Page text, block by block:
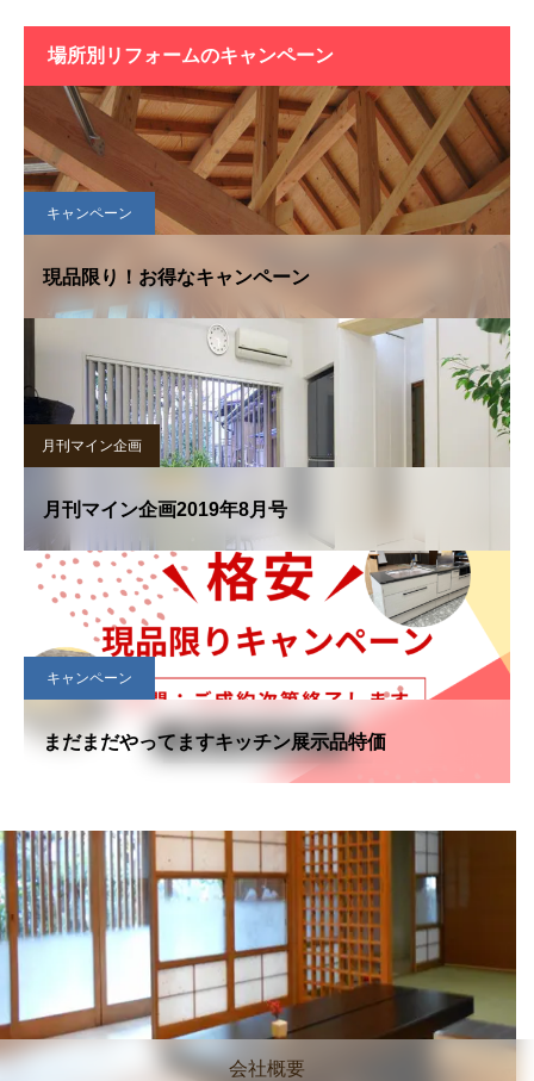
場所別リフォームのキャンペーン
キャンペーン
現品限り！お得なキャンペーン
月刊マイン企画
月刊マイン企画2019年8月号
キャンペーン
まだまだやってますキッチン展示品特価
会社概要